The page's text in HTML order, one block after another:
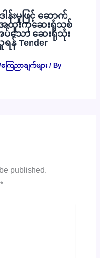
ါန်းမှုဖြင့် ဆောက်
ထူးကုဆေးရုံသစ်
ပ်သော ဆေးရုံသုံး
န် Tender
ြေညာချက်များ/ By
published.
*